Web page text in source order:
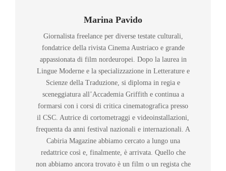
Marina Pavido
Giornalista freelance per diverse testate culturali,
fondatrice della rivista Cinema Austriaco e grande
appassionata di film nordeuropei. Dopo la laurea in
Lingue Moderne e la specializzazione in Letterature e
Scienze della Traduzione, si diploma in regia e
sceneggiatura all’Accademia Griffith e continua a
formarsi con i corsi di critica cinematografica presso
il CSC. Autrice di cortometraggi e videoinstallazioni,
frequenta da anni festival nazionali e internazionali. A
Cabiria Magazine abbiamo cercato a lungo una
redattrice così e, finalmente, è arrivata. Quello che
non abbiamo ancora trovato è un film o un regista che